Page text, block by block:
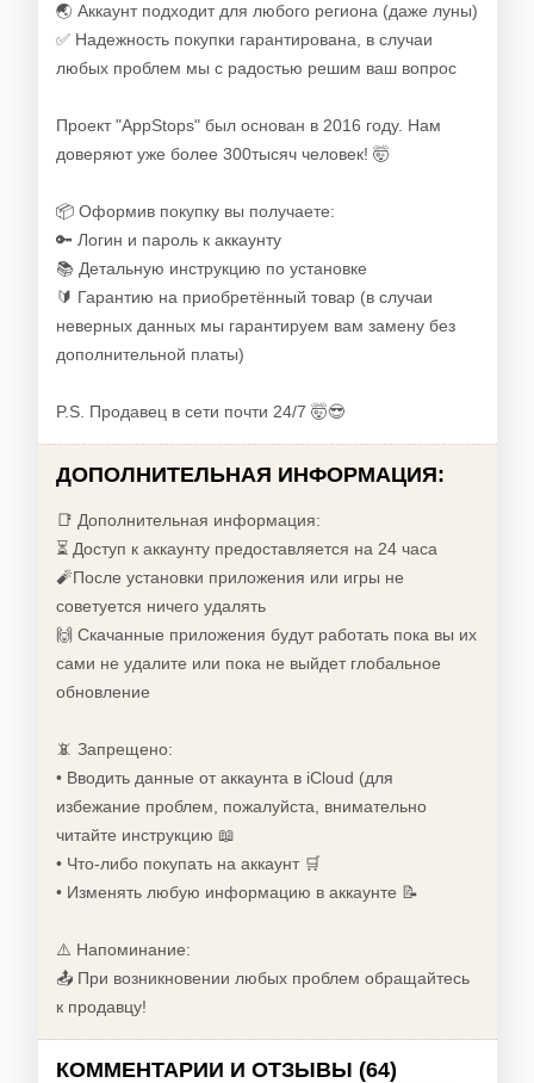
🌏 Аккаунт подходит для любого региона (даже луны)
✅ Надежность покупки гарантирована, в случаи
любых проблем мы с радостью решим ваш вопрос
Проект "AppStops" был основан в 2016 году. Нам
доверяют уже более 300тысяч человек! 🤯
📦 Оформив покупку вы получаете:
🔑 Логин и пароль к аккаунту
📚 Детальную инструкцию по установке
🔰 Гарантию на приобретённый товар (в случаи
неверных данных мы гарантируем вам замену без
дополнительной платы)
P.S. Продавец в сети почти 24/7 🤯😎
ДОПОЛНИТЕЛЬНАЯ ИНФОРМАЦИЯ:
📑 Дополнительная информация:
⏳ Доступ к аккаунту предоставляется на 24 часа
🧨После установки приложения или игры не
советуется ничего удалять
🙌 Скачанные приложения будут работать пока вы их
сами не удалите или пока не выйдет глобальное
обновление
📵 Запрещено:
• Вводить данные от аккаунта в iCloud (для
избежание проблем, пожалуйста, внимательно
читайте инструкцию 📖
• Что-либо покупать на аккаунт 🛒
• Изменять любую информацию в аккаунте 📝
⚠️ Напоминание:
📤 При возникновении любых проблем обращайтесь
к продавцу!
КОММЕНТАРИИ И ОТЗЫВЫ (64)